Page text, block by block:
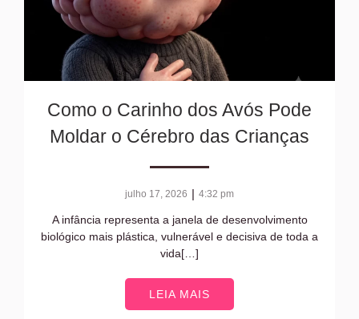
Como o Carinho dos Avós Pode
Moldar o Cérebro das Crianças
julho 17, 2026 | 4:32 pm
A infância representa a janela de desenvolvimento
biológico mais plástica, vulnerável e decisiva de toda a
vida[…]
LEIA MAIS